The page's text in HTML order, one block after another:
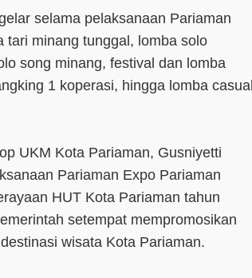
selama pelaksanaan Pariaman
tari minang tunggal, lomba solo
song minang, festival dan lomba
1 koperasi, hingga lomba casual
UKM Kota Pariaman, Gusniyetti
Pariaman Expo Pariaman
HUT Kota Pariaman tahun
setempat mempromosikan
wisata Kota Pariaman.